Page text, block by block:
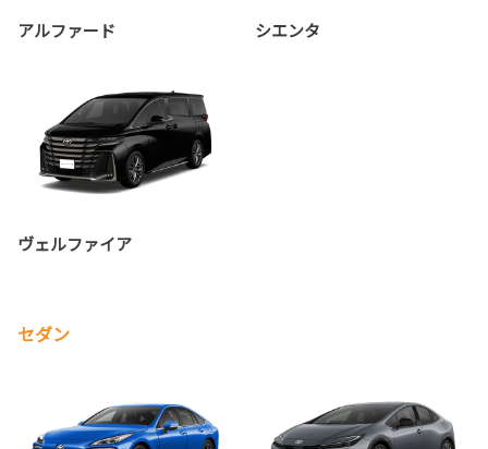
アルファード シエンタ
ヴェルファイア
セダン